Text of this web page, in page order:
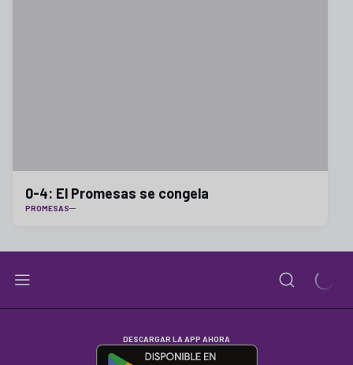
0-4: El Promesas se congela
PROMESAS
DESCARGAR LA APP AHORA